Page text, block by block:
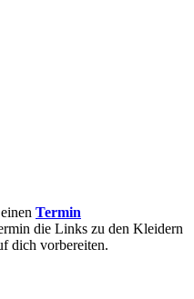
Termin
die Links zu den Kleidern
dich vorbereiten.